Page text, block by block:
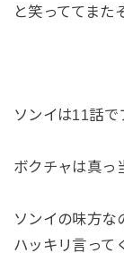
と笑っててまた
ソンイは11話で
ボクチャは真っ
ソンイの味方
ハッキリ言って